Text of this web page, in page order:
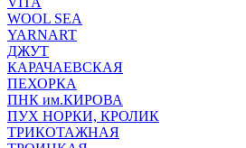
WOOL SEA
YARNART
ДЖУТ
КАРАЧАЕВСКАЯ
ПЕХОРКА
ПНК им.КИРОВА
ПУХ НОРКИ, КРОЛИК
ТРИКОТАЖНАЯ